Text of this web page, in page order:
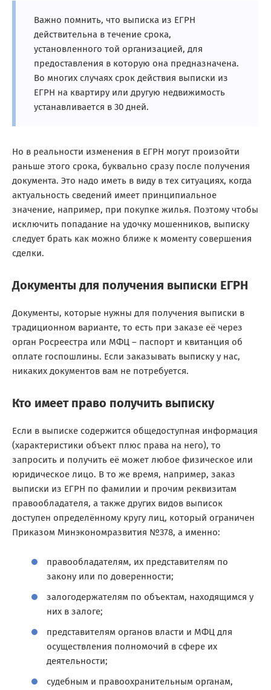
Важно помнить, что выписка из ЕГРН
действительна в течение срока,
установленного той организацией, для
предоставления в которую она предназначена.
Во многих случаях срок действия выписки из
ЕГРН на квартиру или другую недвижимость
устанавливается в 30 дней.
Но в реальности изменения в ЕГРН могут произойти
раньше этого срока, буквально сразу после получения
документа. Это надо иметь в виду в тех ситуациях, когда
актуальность сведений имеет принципиальное
значение, например, при покупке жилья. Поэтому чтобы
исключить попадание на удочку мошенников, выписку
следует брать как можно ближе к моменту совершения
сделки.
Документы для получения выписки ЕГРН
Документы, которые нужны для получения выписки в
традиционном варианте, то есть при заказе её через
орган Росреестра или МФЦ – паспорт и квитанция об
оплате госпошлины. Если заказывать выписку у нас,
никаких документов вам не потребуется.
Кто имеет право получить выписку
Если в выписке содержится общедоступная информация
(характеристики объект плюс права на него), то
запросить и получить её может любое физическое или
юридическое лицо. В то же время, например, заказ
выписки из ЕГРН по фамилии и прочим реквизитам
правообладателя, а также других видов выписок
доступен определённому кругу лиц, который ограничен
Приказом Минэкономразвития №378, а именно:
правообладателям, их представителям по
закону или по доверенности;
залогодержателям по объектам, находящимся у
них в залоге;
представителям органов власти и МФЦ для
осуществления полномочий в сфере их
деятельности;
судебным и правоохранительным органам,